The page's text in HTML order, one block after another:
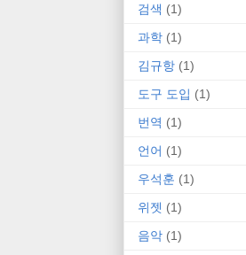
검색 (1)
과학 (1)
김규항 (1)
도구 도입 (1)
번역 (1)
언어 (1)
우석훈 (1)
위젯 (1)
음악 (1)